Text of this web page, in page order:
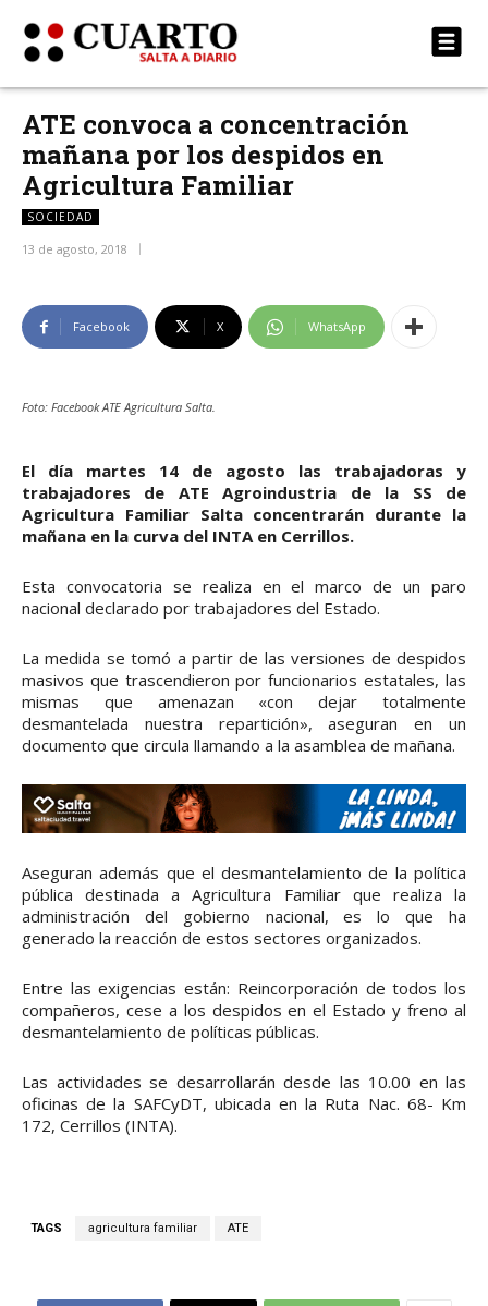
ATE convoca a concentración
mañana por los despidos en
Agricultura Familiar
SOCIEDAD
13 de agosto, 2018
Facebook X WhatsApp
Foto: Facebook ATE Agricultura Salta.
El día martes 14 de agosto las trabajadoras y
trabajadores de ATE Agroindustria de la SS de
Agricultura Familiar Salta concentrarán durante la
mañana en la curva del INTA en Cerrillos.
Esta convocatoria se realiza en el marco de un paro
nacional declarado por trabajadores del Estado.
La medida se tomó a partir de las versiones de despidos
masivos que trascendieron por funcionarios estatales, las
mismas que amenazan «con dejar totalmente
desmantelada nuestra repartición», aseguran en un
documento que circula llamando a la asamblea de mañana.
Aseguran además que el desmantelamiento de la política
pública destinada a Agricultura Familiar que realiza la
administración del gobierno nacional, es lo que ha
generado la reacción de estos sectores organizados.
Entre las exigencias están: Reincorporación de todos los
compañeros, cese a los despidos en el Estado y freno al
desmantelamiento de políticas públicas.
Las actividades se desarrollarán desde las 10.00 en las
oficinas de la SAFCyDT, ubicada en la Ruta Nac. 68- Km
172, Cerrillos (INTA).
TAGS agricultura familiar ATE